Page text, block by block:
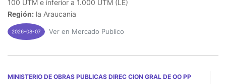
100 UTM e inferior a 1.000 UTM (LE)
Región: la Araucania
2026-08-07 Ver en Mercado Publico
MINISTERIO DE OBRAS PUBLICAS DIREC CION GRAL DE OO PP